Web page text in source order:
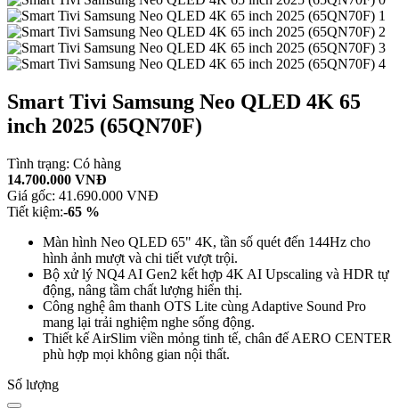
Smart Tivi Samsung Neo QLED 4K 65
inch 2025 (65QN70F)
Tình trạng: Có hàng
14.700.000 VNĐ
Giá gốc: 41.690.000 VNĐ
Tiết kiệm:-65 %
Màn hình Neo QLED 65" 4K, tần số quét đến 144Hz cho
hình ảnh mượt và chi tiết vượt trội.
Bộ xử lý NQ4 AI Gen2 kết hợp 4K AI Upscaling và HDR tự
động, nâng tầm chất lượng hiển thị.
Công nghệ âm thanh OTS Lite cùng Adaptive Sound Pro
mang lại trải nghiệm nghe sống động.
Thiết kế AirSlim viền mỏng tinh tế, chân đế AERO CENTER
phù hợp mọi không gian nội thất.
Số lượng